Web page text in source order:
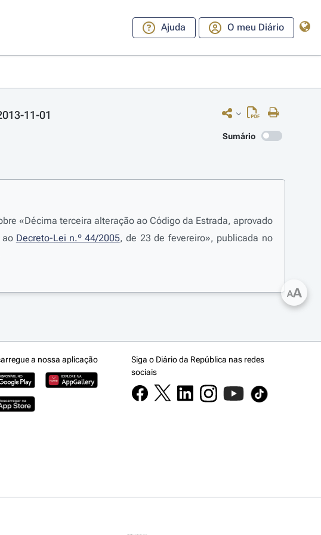
Ajuda O meu Diário
11-01
Sumário
«Décima terceira alteração ao Código da Estrada, aprovado
ao Decreto-Lei n.º 44/2005, de 23 de fevereiro», publicada no
AA
a nossa aplicação
Siga o Diário da República nas redes
sociais